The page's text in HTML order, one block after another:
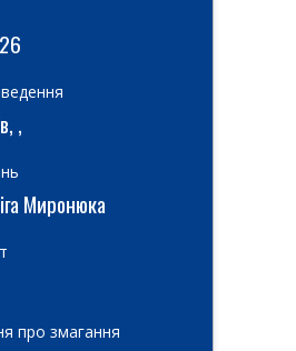
,
Миронюка
про змагання